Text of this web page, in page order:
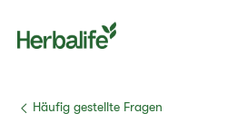
​​Häufig gestellte Fragen​